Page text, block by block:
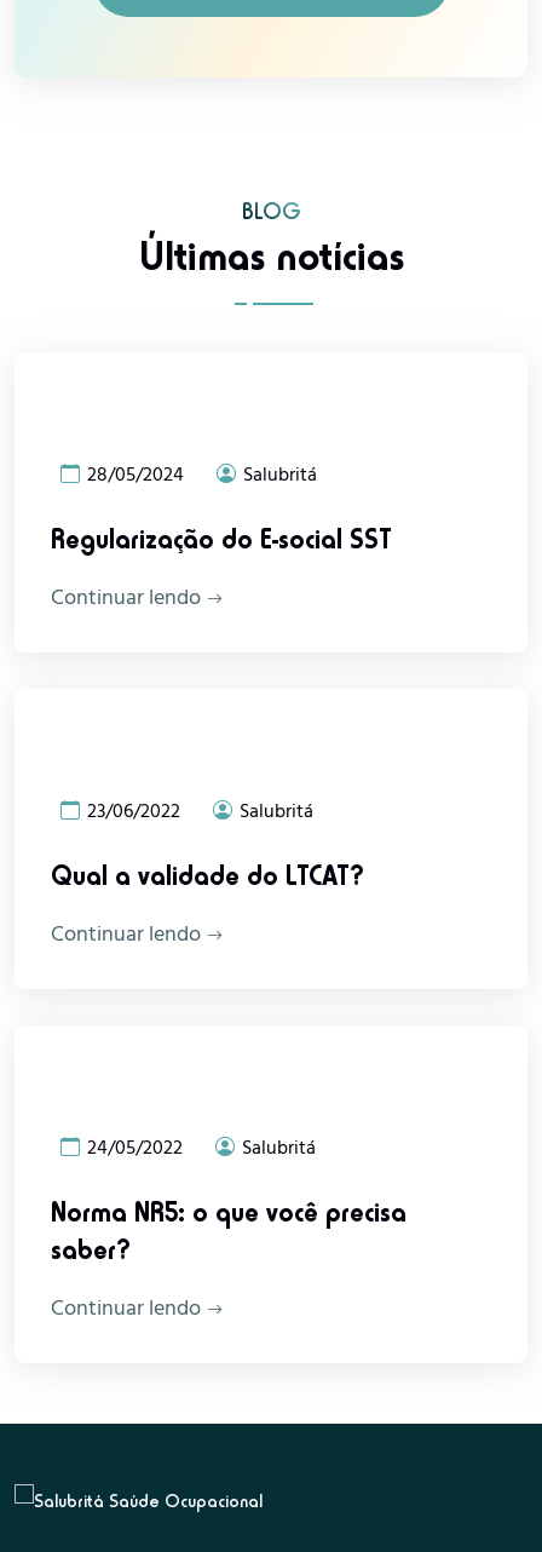
BLOG
Últimas notícias
28/05/2024 Salubritá
Regularização do E-social SST
Continuar lendo
23/06/2022 Salubritá
Qual a validade do LTCAT?
Continuar lendo
24/05/2022 Salubritá
Norma NR5: o que você precisa
saber?
Continuar lendo